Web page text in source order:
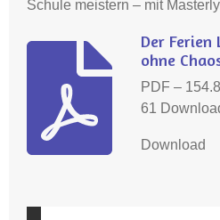
Schule meistern – mit Masterly
Der Ferien
ohne
PDF –
61
Download